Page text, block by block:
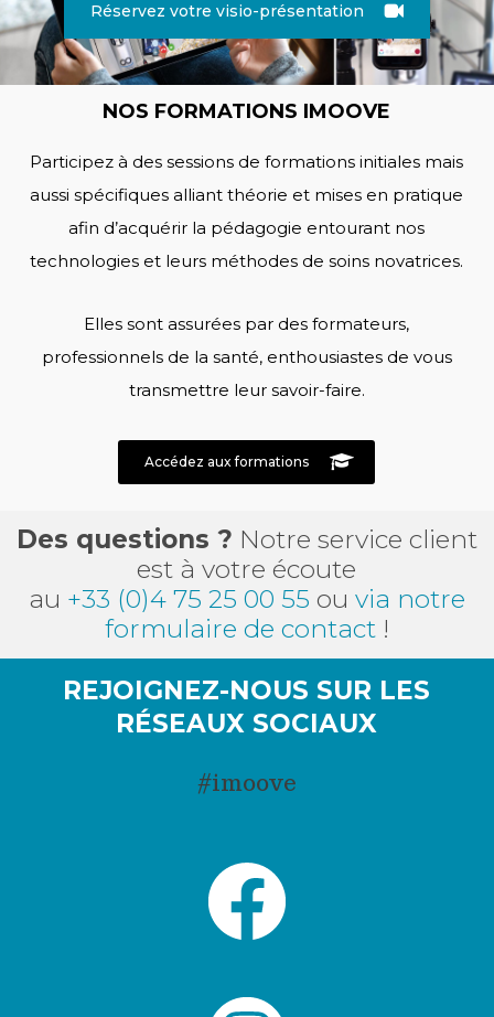
Réservez votre visio-présentation
NOS FORMATIONS IMOOVE
Participez à des sessions de formations initiales mais
aussi spécifiques alliant théorie et mises en pratique
afin d’acquérir la pédagogie entourant nos
technologies et leurs méthodes de soins novatrices.
Elles sont assurées par des formateurs,
professionnels de la santé, enthousiastes de vous
transmettre leur savoir-faire.
Accédez aux formations
Des questions ? Notre service client
est à votre écoute
au +33 (0)4 75 25 00 55 ou via notre
formulaire de contact!
REJOIGNEZ-NOUS SUR LES
RÉSEAUX SOCIAUX
#imoove